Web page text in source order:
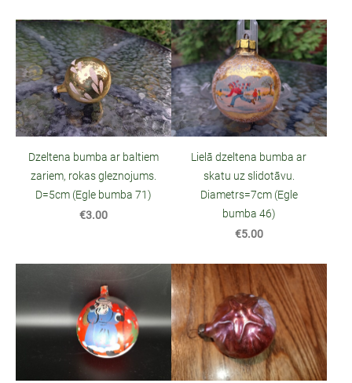
Dzeltena bumba ar baltiem
zariem, rokas gleznojums.
D=5cm (Egle bumba 71)
€3.00
Lielā dzeltena bumba ar
skatu uz slidotāvu.
Diametrs=7cm (Egle
bumba 46)
€5.00